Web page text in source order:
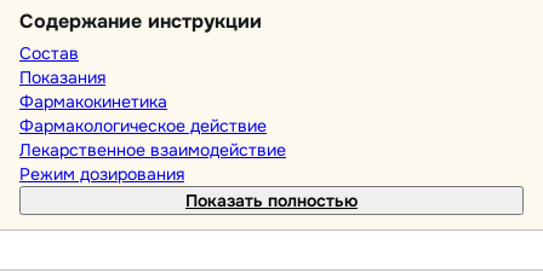
Содержание инструкции
Состав
Показания
Фармакокинетика
Фармакологическое действие
Лекарственное взаимодействие
Режим дозирования
Показать полностью